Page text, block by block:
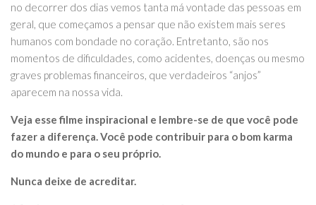
no decorrer dos dias vemos tanta má vontade das pessoas em
geral, que começamos a pensar que não existem mais seres
humanos com bondade no coração. Entretanto, são nos
momentos de dificuldades, como acidentes, doenças ou mesmo
graves problemas financeiros, que verdadeiros “anjos”
aparecem na nossa vida.
Veja esse filme inspiracional e lembre-se de que você pode
fazer a diferença. Você pode contribuir para o bom karma
do mundo e para o seu próprio.
Nunca deixe de acreditar.